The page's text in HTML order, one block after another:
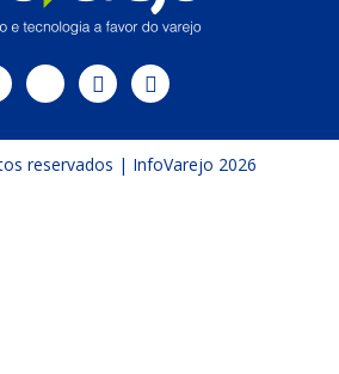
reservados | InfoVarejo 2026